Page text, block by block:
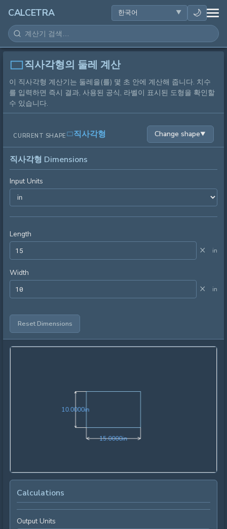
CALCETRA 🌙
수학
변환
과학
기타 도구
직사각형의 둘레 계산
이 직사각형 계산기는 둘레을(를) 몇 초 안에 계산해 줍니다. 치수
를 입력하면 즉시 결과, 사용된 공식, 라벨이 표시된 도형을 확인할
수 있습니다.
CURRENT SHAPE 직사각형 Change shape▼
직사각형 Dimensions
Input Units
Length
× in
Width
× in
Reset Dimensions
15.0000in15.0000in
10.0000in10.0000in
Calculations
Output Units